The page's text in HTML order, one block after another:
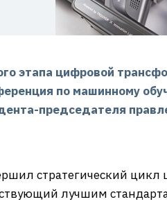
этапа цифровой
по машинному
председателя
стратегический
лучшим